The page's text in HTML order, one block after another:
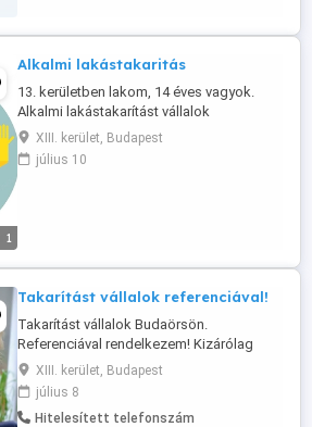
1
Alkalmi lakástakaritás
13. kerületben lakom, 14 éves vagyok.
Alkalmi lakástakarítást vállalok
Budapesten. Porszívózás, felmosás,
portörlés, rendrakás. Megbízható, precíz
és szorgalamas vagyok. Ha segítségre
XIII. kerület, Budapest
július 10
Takarítást vállalok referenciával!
Takarítást vállalok Budaörsön.
Referenciával rendelkezem! Kizárólag
munkáról szól a hirdetesem!
XIII. kerület, Budapest
július 8
Hitelesített telefonszám